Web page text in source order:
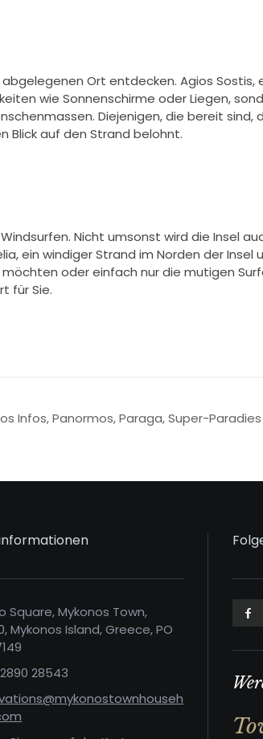
Ort entdecken. Agios Sostis,
wie Sonnenschirme oder Liegen,
Diejenigen, die bereit sind,
Blick auf den Strand belohnt.
Nicht umsonst wird die Insel
ein windiger Strand im Norden der Insel
oder einfach nur die mutigen
für Sie.
Infos,Panormos,Paraga,Super-Paradies
Square, Mykonos Town,
Mykonos Island, Greece, PO
28543